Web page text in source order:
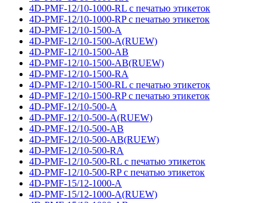
4D-PMF-12/10-1000-RL с печатью этикеток
4D-PMF-12/10-1000-RP с печатью этикеток
4D-PMF-12/10-1500-A
4D-PMF-12/10-1500-A(RUEW)
4D-PMF-12/10-1500-AB
4D-PMF-12/10-1500-AB(RUEW)
4D-PMF-12/10-1500-RA
4D-PMF-12/10-1500-RL с печатью этикеток
4D-PMF-12/10-1500-RP с печатью этикеток
4D-PMF-12/10-500-A
4D-PMF-12/10-500-A(RUEW)
4D-PMF-12/10-500-AB
4D-PMF-12/10-500-AB(RUEW)
4D-PMF-12/10-500-RA
4D-PMF-12/10-500-RL с печатью этикеток
4D-PMF-12/10-500-RP с печатью этикеток
4D-PMF-15/12-1000-A
4D-PMF-15/12-1000-A(RUEW)